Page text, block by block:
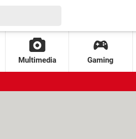
Multimedia Gaming